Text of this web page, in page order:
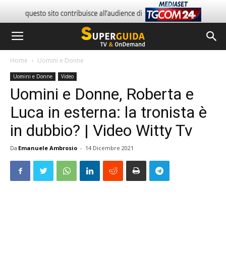
Home Uomini e Donne
Uomini e Donne Video
Uomini e Donne, Roberta e
Luca in esterna: la tronista è
in dubbio? | Video Witty Tv
Da Emanuele Ambrosio - 14 Dicembre 2021